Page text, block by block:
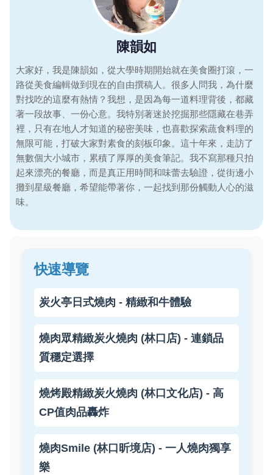
陳韻如
大家好，我是陳韻如，從大學時期開始就在美食圈打滾，一
路從美食編輯做到現在的自由撰稿人。很多人問我，為什麼
對找吃的這麼有熱情？我想，是因為每一道料理背後，都藏
著一段故事、一份心意。我特別著迷於挖掘那些隱藏在巷弄
裡，只有在地人才知道的秘密美味，也喜歡探索蔬食料理的
無限可能，打破大家對素食的刻板印象。這十年來，走訪了
無數個大小城市，累積了厚厚的美食筆記。我不寫那種只拍
起來漂亮的餐廳，而是真正用時間和味蕾去驗證，從街邊小
攤到星級餐廳，希望能帶著你，一起找到那份觸動人心的滋
味。
快速導覽
炭火亭日式燒肉 - 精緻和牛體驗
燒肉眾精緻炭火燒肉 (林口店) - 連鎖品
質穩定選擇
燒烤殿精緻炭火燒肉 (林口文化店) - 高
CP值肉品轟炸
燒肉Smile (林口昕境店) - 一人燒肉獨享
樂